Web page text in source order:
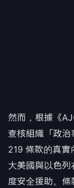
然而，根據《
查核組織「政
219 條款的真實
大美國與以色
度安全援助。